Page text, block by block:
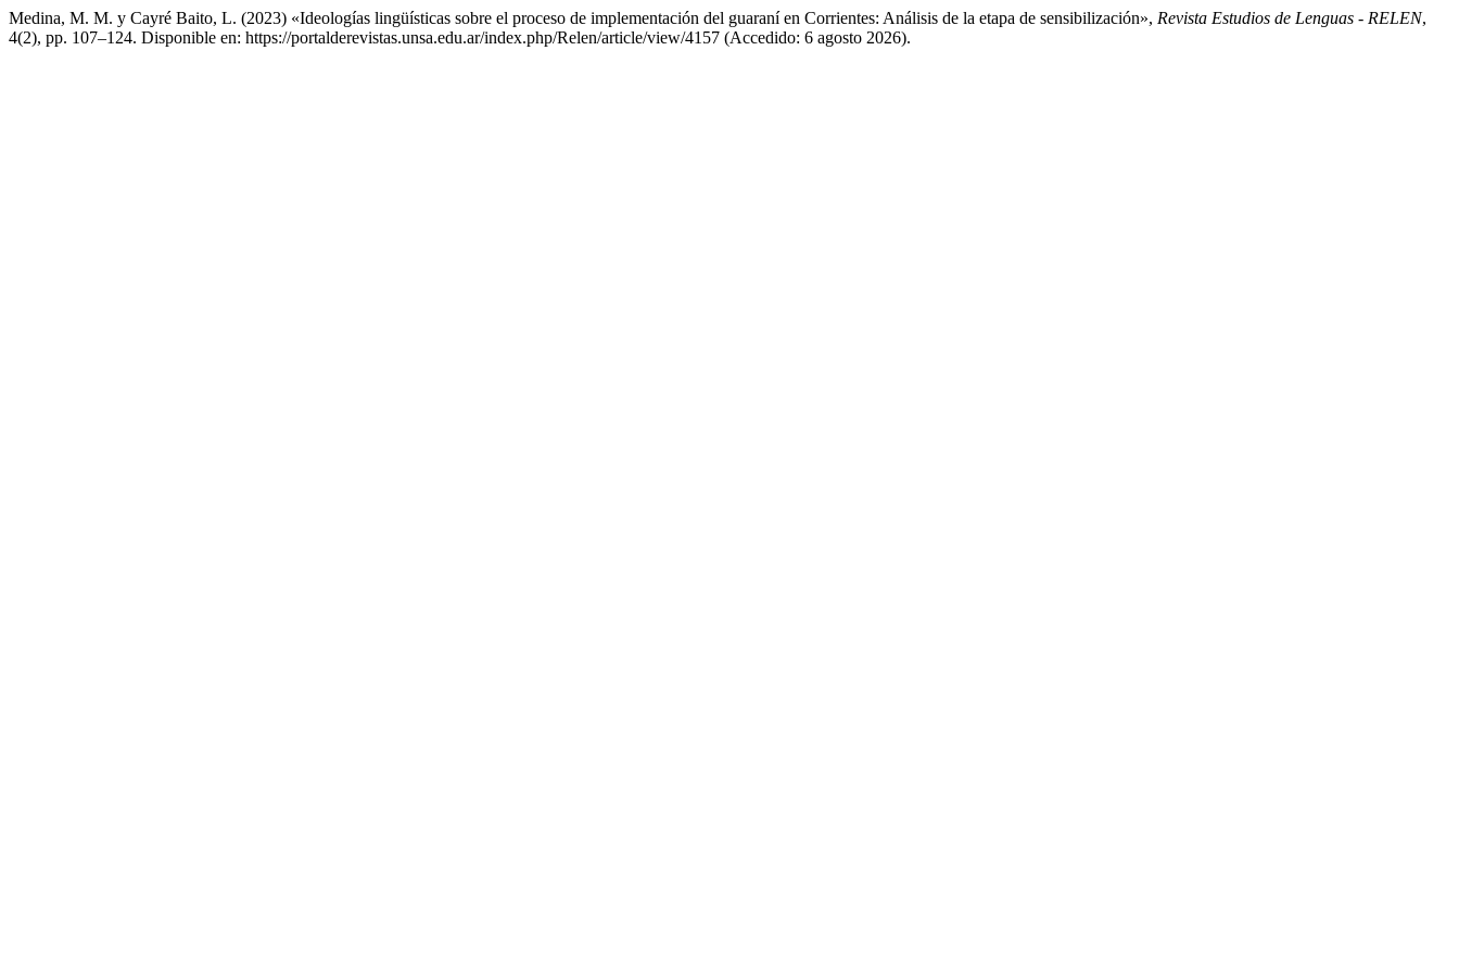
Medina, M. M. y Cayré Baito, L. (2023) «Ideologías lingüísticas sobre el proceso de implementación del guaraní en Corrientes: Análisis de la etapa de sensibilización», Revista Estudios de Lenguas - RELEN,
4(2), pp. 107–124. Disponible en: https://portalderevistas.unsa.edu.ar/index.php/Relen/article/view/4157 (Accedido: 6 agosto 2026).